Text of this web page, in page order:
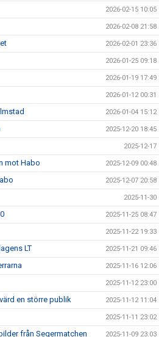
2026-02-15 10:05
2026-02-08 21:58
2026-02-01 23:36
2026-01-25 09:18
2026-01-19 17:49
2026-01-12 00:31
2026-01-04 15:12
2025-12-20 18:45
2025-12-17
mot Habo 2025-12-09 00:48
2025-12-07 20:58
2025-11-30
2025-11-25 08:47
2025-11-22 19:33
LT 2025-11-21 09:46
2025-11-16 12:06
2025-11-12 23:00
en större publik 2025-11-12 11:04
2025-11-11 23:02
från Segermatchen 2025-11-09 23:03